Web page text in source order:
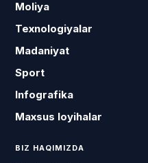
Moliya
Texnologiyalar
Madaniyat
Sport
Infografika
Maxsus loyihalar
BIZ HAQIMIZDA